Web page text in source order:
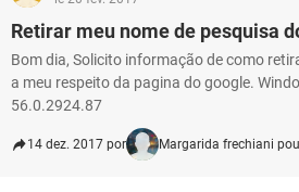
Retirar meu nome de pesquisa
Bom dia, Solicito informação de como
a meu respeito da pagina do google.
56.0.2924.87
14 dez. 2017 por Margarida frechiani